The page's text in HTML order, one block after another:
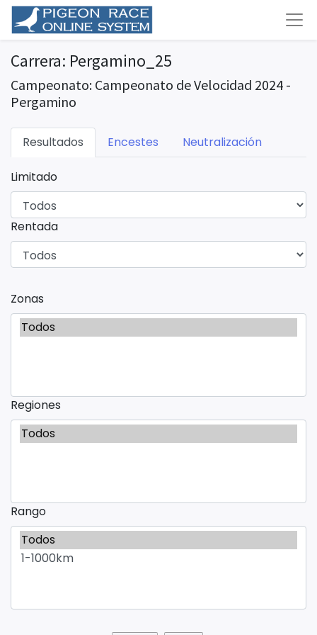
Carrera: Pergamino_25
Campeonato: Campeonato de Velocidad 2024 -
Pergamino
Resultados Encestes Neutralización
Limitado
Rentada
Zonas
Regiones
Rango